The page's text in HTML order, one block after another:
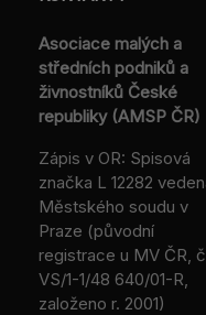
Asociace malých a
středních podniků a
živnostníků České
republiky (AMSP ČR)
Zápis v OR: Spisová
značka L 12282
Městského soudu v
Praze (původní
registrace u MV ČR,
VS/1-1/48 640/01-R,
založeno r. 2001)